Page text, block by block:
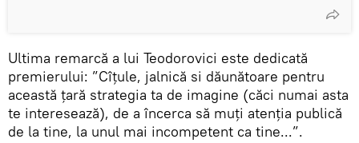
Ultima remarcă a lui Teodorovici este dedicată
premierului: ”Cîțule, jalnică si dăunătoare pentru
această țară strategia ta de imagine (căci numai asta
te interesează), de a încerca să muți atenția publică
de la tine, la unul mai incompetent ca tine...”.